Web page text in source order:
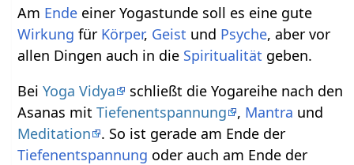
Am Ende einer Yogastunde soll es eine gute
Wirkung für Körper, Geist und Psyche, aber vor
allen Dingen auch in die Spiritualität geben.
BeiYoga Vidya
schließt die Yogareihe nach den
Asanas mitTiefenentspannung , Mantra und
Meditation
. So ist gerade am Ende der
Tiefenentspannung oder auch am Ende der